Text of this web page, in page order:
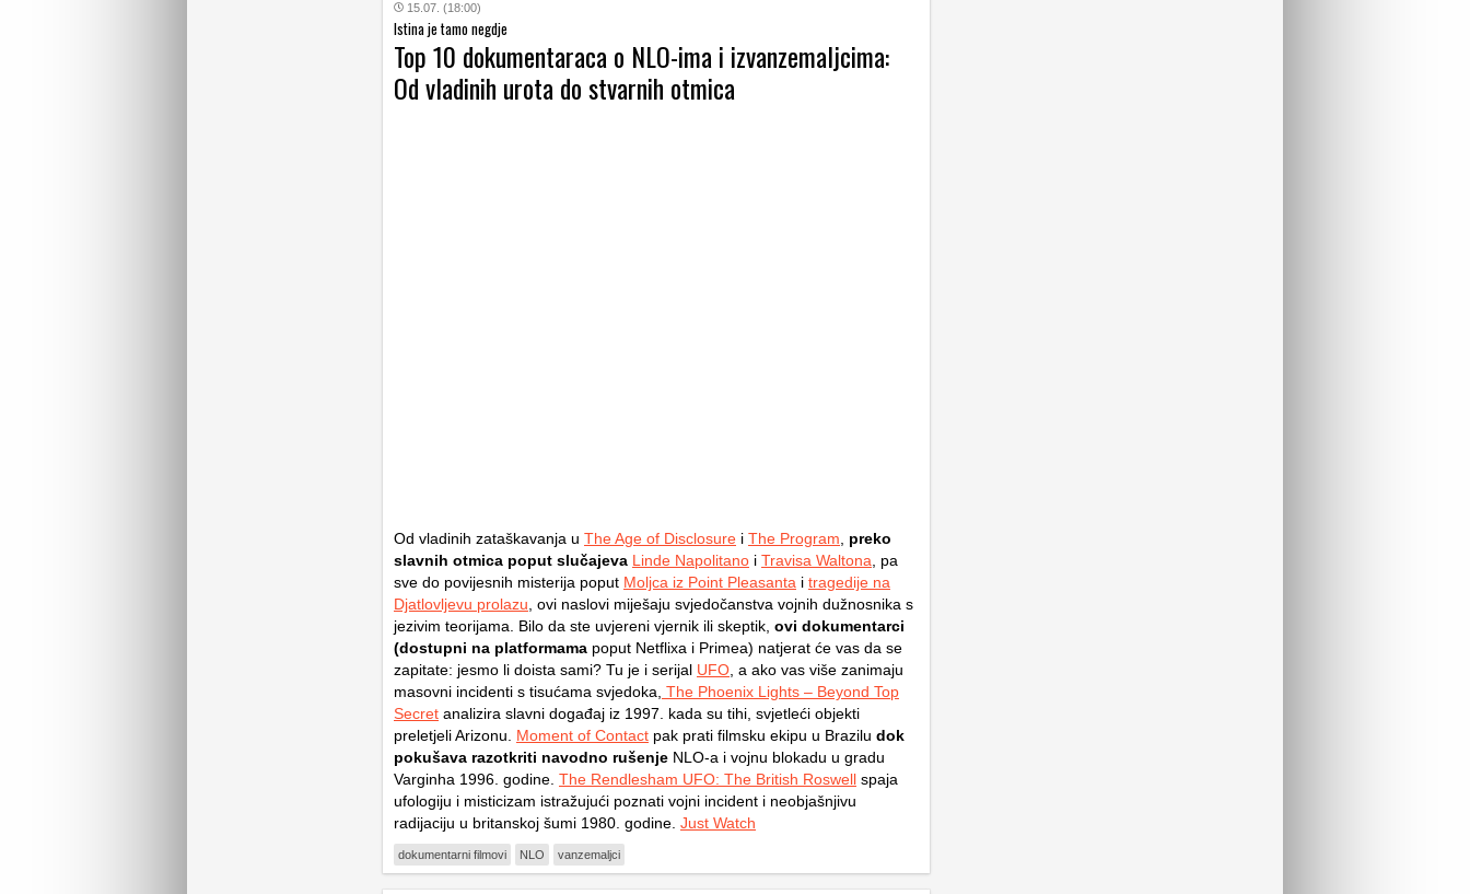
15.07. (18:00)
Istina je tamo negdje
Top 10 dokumentaraca o NLO-ima i izvanzemaljcima:
Od vladinih urota do stvarnih otmica
Od vladinih zataškavanja u The Age of Disclosure i The Program
preko
slavnih otmica poput slučajeva Linde Napolitano i Travisa Waltona , pa
sve do povijesnih misterija poput Moljca iz Point Pleasanta i tragedije na
Djatlovljevu prolazu , ovi naslovi miješaju svjedočanstva vojnih dužnosnika s
jezivim teorijama. Bilo da ste uvjereni vjernik ili skeptik, ovi dokumentarci
(dostupni na platformama poput Netflixa i Primea) natjerat će vas da se
zapitate: jesmo li doista sami? Tu je i serijal UFO , a ako vas više zanimaju
masovni incidenti s tisućama svjedoka, The Phoenix Lights – Beyond Top
Secret analizira slavni događaj iz 1997. kada su tihi, svjetleći objekti
preletjeli Arizonu. Moment of Contact pak prati filmsku ekipu u Brazilu dok
pokušava razotkriti navodno rušenje NLO-a i vojnu blokadu u gradu
Varginha 1996. godine. The Rendlesham UFO: The British Roswell spaja
ufologiju i misticizam istražujući poznati vojni incident i neobjašnjivu
radijaciju u britanskoj šumi 1980. godine. Just Watch
dokumentarni filmovi NLO vanzemaljci